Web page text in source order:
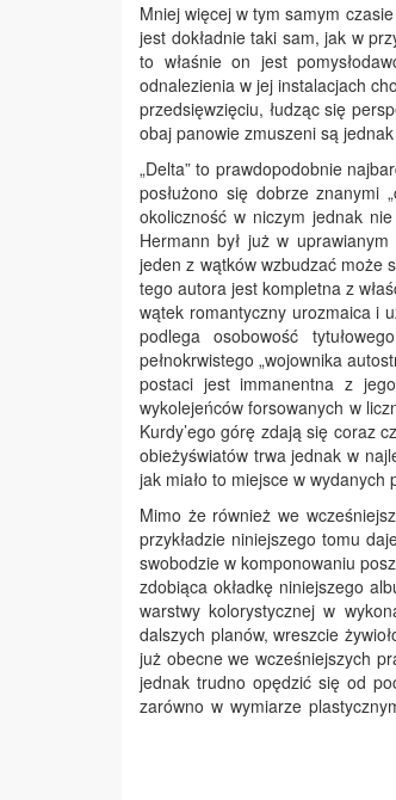
Mniej więcej w tym samym
jest dokładnie taki sam, jak w
to właśnie on jest
odnalezienia w jej instalacjach
przedsięwzięciu, łudząc się
obaj panowie zmuszeni są
„Delta” to prawdopodobnie
posłużono się dobrze znanymi
okoliczność w niczym jednak
Hermann był już w
jeden z wątków wzbudzać może
tego autora jest kompletna z
wątek romantyczny urozmaica i
podlega osobowość
pełnokrwistego „wojownika
postaci jest immanentna z
wykolejeńców forsowanych w
Kurdy’ego górę zdają się coraz
obieżyświatów trwa jednak w
jak miało to miejsce w wydanych
Mimo że również we
przykładzie niniejszego tomu
swobodzie w komponowaniu
zdobiąca okładkę niniejszego
warstwy kolorystycznej w
dalszych planów, wreszcie
już obecne we wcześniejszych
jednak trudno opędzić się od
zarówno w